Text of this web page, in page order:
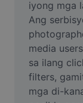
AI Inpainting
Face Cutout
Video
Remove video
iyong mga
Ang
media
sa ilang
filters,
mga di-